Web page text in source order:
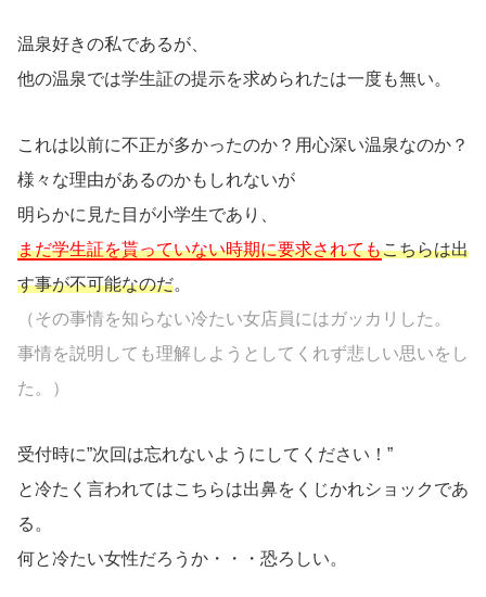
温泉好きの私であるが、
他の温泉では学生証の提示を求められたは一度も無い。
これは以前に不正が多かったのか？用心深い温泉なのか？
様々な理由があるのかもしれないが
明らかに見た目が小学生であり、
まだ学生証を貰っていない時期に要求されてもこちらは出
す事が不可能なのだ。
（その事情を知らない冷たい女店員にはガッカリした。
事情を説明しても理解しようとしてくれず悲しい思いをし
た。）
受付時に”次回は忘れないようにしてください！”
と冷たく言われてはこちらは出鼻をくじかれショックであ
る。
何と冷たい女性だろうか・・・恐ろしい。